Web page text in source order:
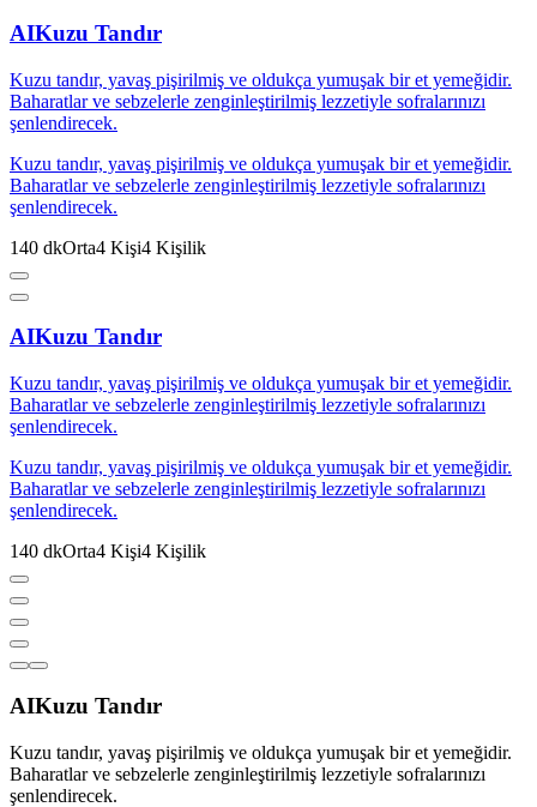
AIKuzu Tandır
Kuzu tandır, yavaş pişirilmiş ve oldukça yumuşak bir et yemeğidir.
Baharatlar ve sebzelerle zenginleştirilmiş lezzetiyle sofralarınızı
şenlendirecek.
Kuzu tandır, yavaş pişirilmiş ve oldukça yumuşak bir et yemeğidir.
Baharatlar ve sebzelerle zenginleştirilmiş lezzetiyle sofralarınızı
şenlendirecek.
140 dkOrta4 Kişi4 Kişilik
AIKuzu Tandır
Kuzu tandır, yavaş pişirilmiş ve oldukça yumuşak bir et yemeğidir.
Baharatlar ve sebzelerle zenginleştirilmiş lezzetiyle sofralarınızı
şenlendirecek.
Kuzu tandır, yavaş pişirilmiş ve oldukça yumuşak bir et yemeğidir.
Baharatlar ve sebzelerle zenginleştirilmiş lezzetiyle sofralarınızı
şenlendirecek.
140 dkOrta4 Kişi4 Kişilik
AIKuzu Tandır
Kuzu tandır, yavaş pişirilmiş ve oldukça yumuşak bir et yemeğidir.
Baharatlar ve sebzelerle zenginleştirilmiş lezzetiyle sofralarınızı
şenlendirecek.